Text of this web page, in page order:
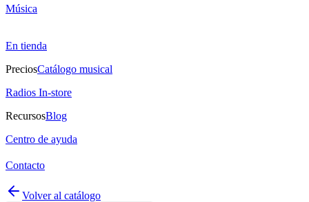
Música
En tienda
PreciosCatálogo musical
Radios In-store
RecursosBlog
Centro de ayuda
Contacto
Volver al catálogo